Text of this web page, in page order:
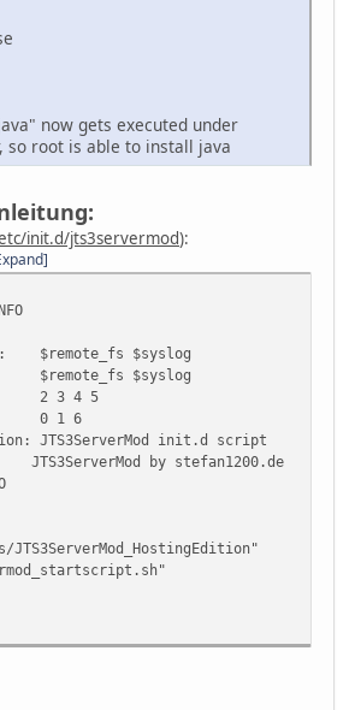
now gets executed under
so root is able to install java
init.d/jts3servermod):
$remote_fs $syslog
$remote_fs $syslog
2 3 4 5
0 1 6
JTS3ServerMod init.d script
by stefan1200.de